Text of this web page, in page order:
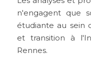
n'engagent que
étudiante au sein
et transition à
Rennes.